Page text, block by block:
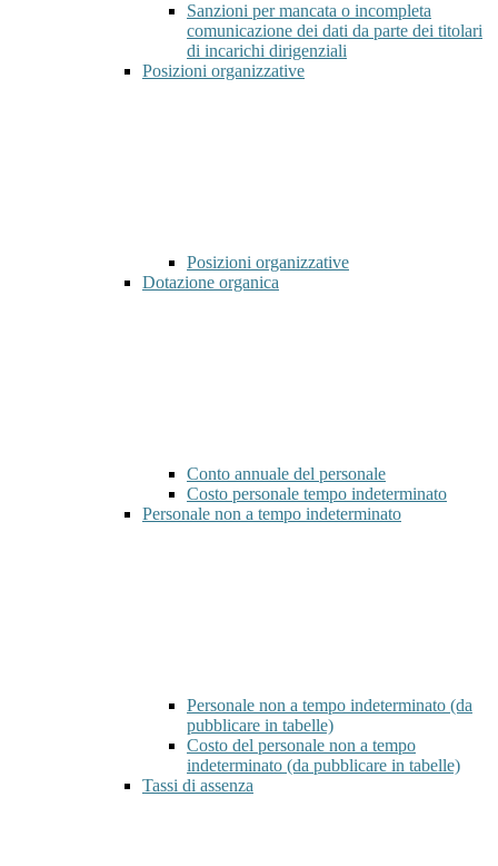
Sanzioni per mancata o incompleta
comunicazione dei dati da parte dei titolari
di incarichi dirigenziali
Posizioni organizzative
Posizioni organizzative
Dotazione organica
Conto annuale del personale
Costo personale tempo indeterminato
Personale non a tempo indeterminato
Personale non a tempo indeterminato (da
pubblicare in tabelle)
Costo del personale non a tempo
indeterminato (da pubblicare in tabelle)
Tassi di assenza